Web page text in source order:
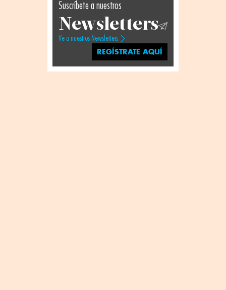
Suscríbete a nuestros
Newsletters
Ve a nuestros Newsletters
REGÍSTRATE AQUÍ